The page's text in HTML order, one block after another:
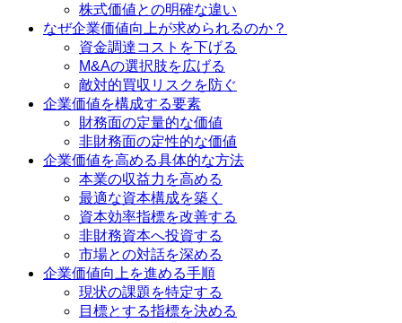
株式価値との明確な違い
なぜ企業価値向上が求められるのか？
資金調達コストを下げる
M&Aの選択肢を広げる
敵対的買収リスクを防ぐ
企業価値を構成する要素
財務面の定量的な価値
非財務面の定性的な価値
企業価値を高める具体的な方法
本業の収益力を高める
最適な資本構成を築く
資本効率指標を改善する
非財務資本へ投資する
市場との対話を深める
企業価値向上を進める手順
現状の課題を特定する
目標とする指標を決める